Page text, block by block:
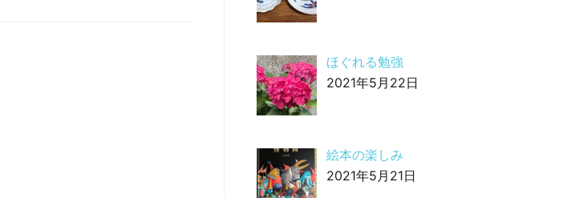
ほぐれる勉強
2021年5月22日
絵本の楽しみ
2021年5月21日